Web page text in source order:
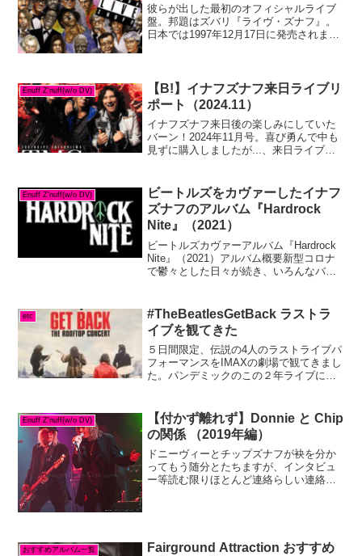
彼らが出した最初のオフィシャルライブ
盤。邦題はズバリ『ライヴ・ズナフ』。
日本では1997年12月17日に発売されまし
現在サブ...
Enuff Z'nuff(w/o DV)
【B!】イナフズナフ来日ライブリ
ポート（2024.11）
イナフズナフ来日後の楽しみにしていた
バーン！2024年11月号。喜び勇んで中も
見ずに購入しましたが...、来日ライブの
と思っておりましたが...他に気になった
記事は、マ...
Enuff Z'nuff(w/o DV)
ビートルズをカヴァーしたイナフ
ズナフのアルバム『Hardrock
Nite』（2021）
ビートルズカヴァーアルバム『Hardrock
Nite』（2021）アルバム概要新型コロナ
で鬱々とした日々が続き、いろんなバン
ーアルバムを作ること。Enuff Z'nu...
etc
#TheBeatlesGetBack ラストラ
イブを観てきた
５日間限定、伝説の4人のラストライブパ
フォーマンスをIMAXの劇場で観てきまし
た。パンデミックのこの２年ライブにも
うハードルの高さがありましたが、これ
ばっかりはとにかく...
Enuff Z'nuff(w/o DV)
【付かず離れず】Donnie と Chip
の関係 （2019年編）
ドニーヴィーとチップズナフが袂を分か
ってもう随分とたちますが、インタビュ
ー等読む限りほとんど連絡らしい連絡は
おすすめアルバム一覧
Fairground Attraction おすすめ